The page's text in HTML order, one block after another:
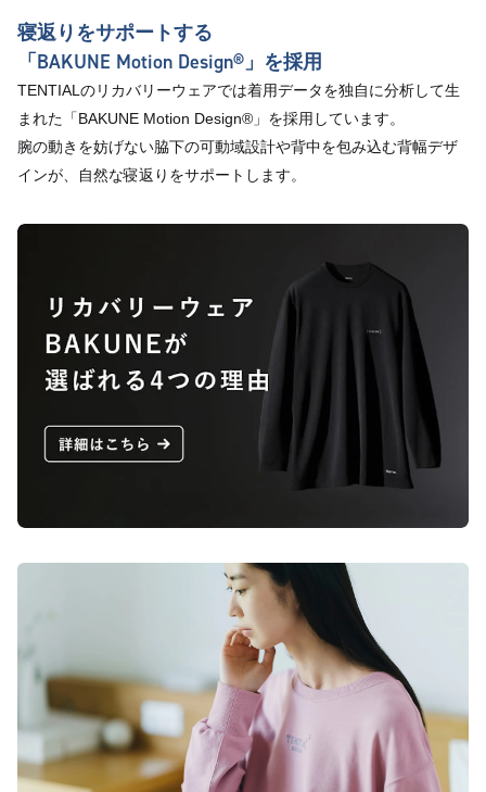
寝返りをサポートする
「BAKUNE Motion Design®」を採用
TENTIALのリカバリーウェアでは着用データを独自に分析して生
まれた「BAKUNE Motion Design®」を採用しています。
腕の動きを妨げない脇下の可動域設計や背中を包み込む背幅デザ
インが、自然な寝返りをサポートします。